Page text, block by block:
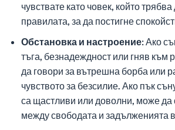
чувствате като човек, който трябва
правилата, за да постигне
Обстановка и настроение:Ако
тъга, безнадеждност или гняв към
да говори за вътрешна борба или
чувството за безсилие. Ако пък
са щастливи или доволни, може да
между свободата и задълженията